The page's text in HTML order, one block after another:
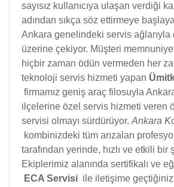
sayısız kullanıcıya ulaşan verdiği
adından sıkça söz ettirmeye
Ankara genelindeki servis ağlarıyla
üzerine çekiyor. Müşteri
hiçbir zaman ödün vermeden her
teknoloji servis hizmeti yapan
firmamız geniş araç filosuyla
ilçelerine özel servis hizmeti veren
servisi olmayı sürdürüyor. Ankara
kombinizdeki tüm arızaları
tarafından yerinde, hızlı ve etkili bir
Ekiplerimiz alanında sertifikalı ve
ECA Servisi ile iletişime